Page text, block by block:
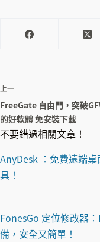
上一
FreeGate 自由門，突破
的好軟體 免安裝下載
不要錯過相關文章！
AnyDesk ：免費遠端
具！
FonesGo 定位修改器
備，安全又簡單！